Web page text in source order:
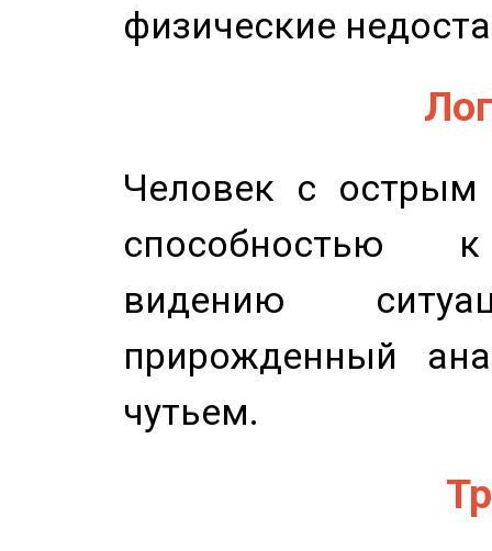
физические
Человек с
способностью к
видению
прирожденный
чутьем.